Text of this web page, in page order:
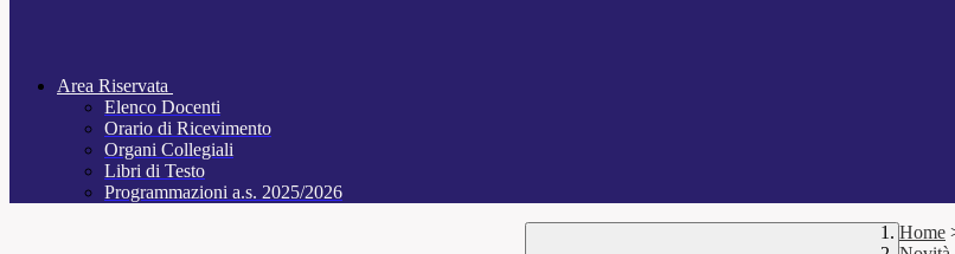
Area Riservata
Elenco Docenti
Orario di Ricevimento
Organi Collegiali
Libri di Testo
Programmazioni a.s. 2025/2026
Home